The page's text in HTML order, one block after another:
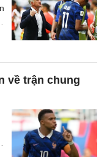
về trận chung